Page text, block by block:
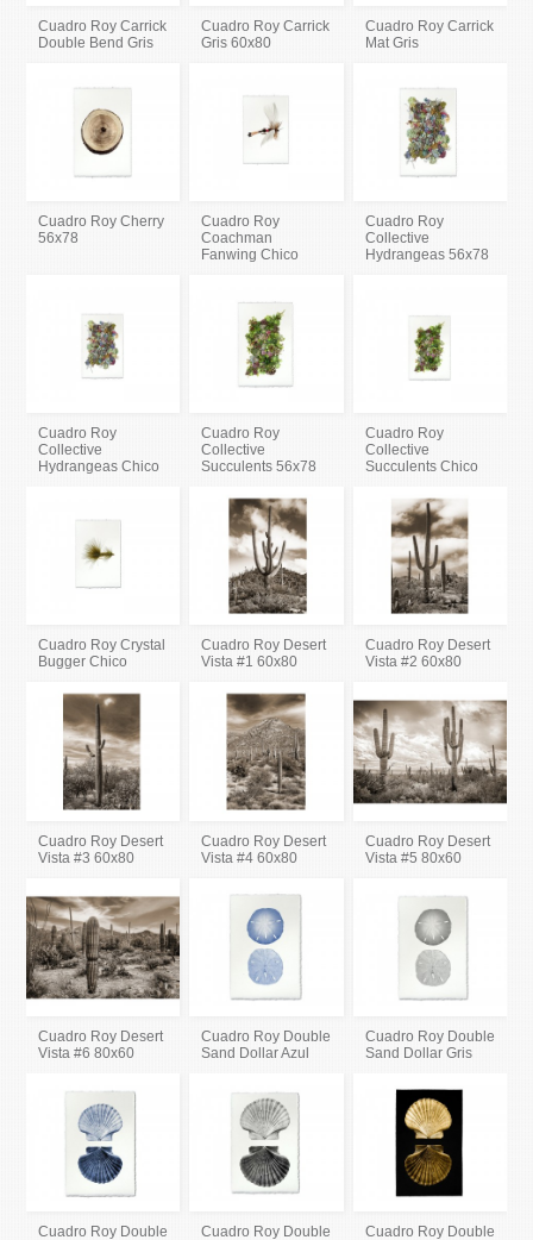
Cuadro Roy Carrick
Double Bend Gris
Cuadro Roy Carrick
Gris 60x80
Cuadro Roy Carrick
Mat Gris
Cuadro Roy Cherry
56x78
Cuadro Roy
Coachman
Fanwing Chico
Cuadro Roy
Collective
Hydrangeas 56x78
Cuadro Roy
Collective
Hydrangeas Chico
Cuadro Roy
Collective
Succulents 56x78
Cuadro Roy
Collective
Succulents Chico
Cuadro Roy Crystal
Bugger Chico
Cuadro Roy Desert
Vista #1 60x80
Cuadro Roy Desert
Vista #2 60x80
Cuadro Roy Desert
Vista #3 60x80
Cuadro Roy Desert
Vista #4 60x80
Cuadro Roy Desert
Vista #5 80x60
Cuadro Roy Desert
Vista #6 80x60
Cuadro Roy Double
Sand Dollar Azul
Cuadro Roy Double
Sand Dollar Gris
Cuadro Roy Double
Cuadro Roy Double
Cuadro Roy Double